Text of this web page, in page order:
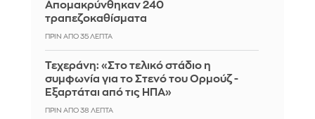
Απομακρύνθηκαν 240
τραπεζοκαθίσματα
ΠΡΙΝ ΑΠΌ 35 ΛΕΠΤΆ
Τεχεράνη: «Στο τελικό στάδιο η
συμφωνία για το Στενό του Ορμούζ -
Εξαρτάται από τις ΗΠΑ»
ΠΡΙΝ ΑΠΌ 38 ΛΕΠΤΆ